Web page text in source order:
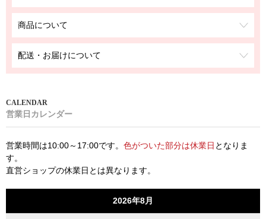
商品について
配送・お届けについて
営業日カレンダー
営業時間は10:00～17:00です。 色がついた部分は休業日 となりま
す。
直営ショップの休業日とは異なります。
2026年8月